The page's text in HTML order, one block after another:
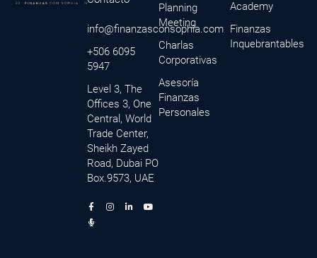
info@finanzasconsophia.com
+506 6095
5947
Level 3, The
Offices 3, One
Central, World
Trade Center,
Sheikh Zayed
Road, Dubai PO
Box.9573, UAE
F
a
c
e
I
n
L
i
Y
o
M
i
c
r
Planning
Meeting
Charlas
Corporativas
Asesoría
Finanzas
Personales
Academy
Finanzas
Inquebrantables